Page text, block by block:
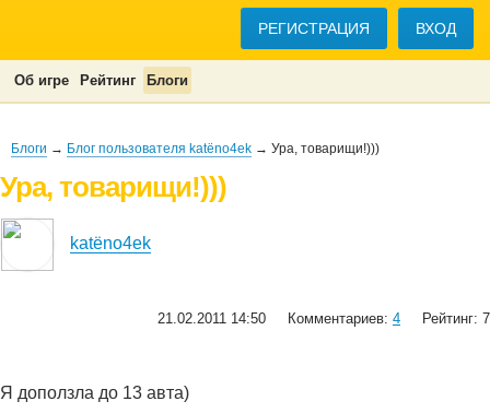
РЕГИСТРАЦИЯ ВХОД
Об игре Рейтинг Блоги
Блоги → Блог пользователя katёno4ek → Ура, товарищи!)))
Ура, товарищи!)))
katёno4ek
21.02.2011 14:50 Комментариев: 4 Рейтинг: 7
Я доползла до 13 авта)